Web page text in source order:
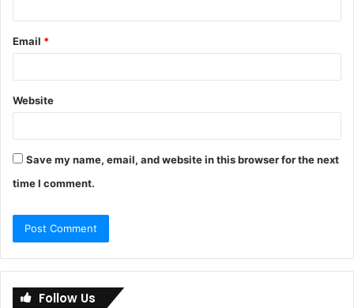
Email *
Website
Save my name, email, and website in this browser for the next
time I comment.
Follow Us